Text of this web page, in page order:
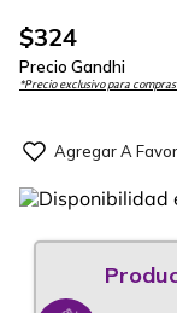
$324
Precio Gandhi
*Precio exclusivo para compras